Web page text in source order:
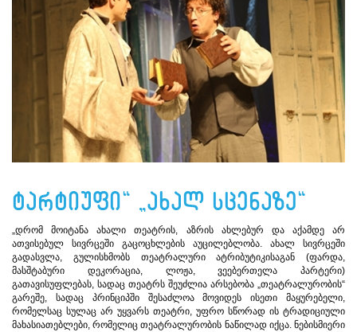
ტარტიუფი“ „ახალ სცენაზე“
„დრომ მოიტანა ახალი თეატრის, აზრის ახლებურ და აქამდე არ
ათვისებულ სივრცეში გაცოცხლების აუცილებლობა. ახალ სივრცეში
გადასვლა, გულისხმობს თეატრალური ატრიბუტიკისაგან (ფარდა,
მასშტაბური დეკორაცია, ლოჟა, ვეებერთელა პარტერი)
გათავისუფლებას, სადაც თეატრს შეუძლია არსებობა „თეატრალურობის“
გარეშე, სადაც პრინციპში შესაძლოა მოვიდეს ისეთი მაყურებელი,
რომელსაც სულაც არ უყვარს თეატრი, უფრო სწორად ის ტრადიციული
მახასიათებლები, რომელიც თეატრალურობის ნაწილად იქცა. ნებისმიერი